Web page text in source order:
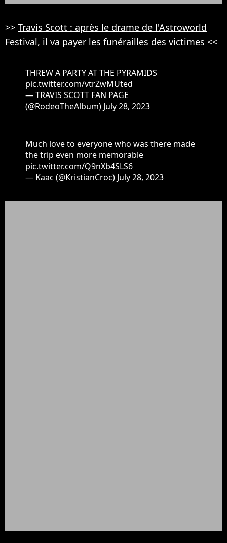
>> Travis Scott : après le drame de l'Astroworld
Festival, il va payer les funérailles des victimes <<
THREW A PARTY AT THE PYRAMIDS
pic.twitter.com/vtrZwMUted
— TRAVIS SCOTT FAN PAGE
(@RodeoTheAlbum) July 28, 2023
Much love to everyone who was there made
the trip even more memorable
pic.twitter.com/Q9nXb4SLS6
— Kaac (@KristianCroc) July 28, 2023